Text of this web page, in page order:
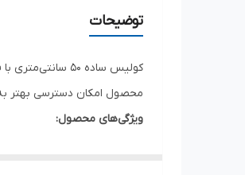
توضیحات
محصول امکان دسترسی بهتر به
ویژگی‌های محصول: